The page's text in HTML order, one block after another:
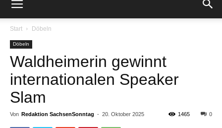
Start Döbeln
Döbeln
Waldheimerin gewinnt
internationalen Speaker
Slam
Von Redaktion SachsenSonntag - 20. Oktober 2025 0
1465